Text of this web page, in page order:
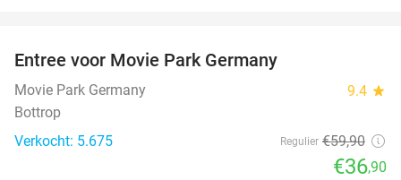
Entree voor Movie Park Germany
Movie Park Germany 9.4 star
Bottrop
Verkocht: 5.675
Regulier €59,90
€36,90